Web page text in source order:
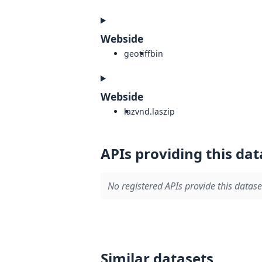
Webside
geotiffbin
Webside
lazvnd.laszip
APIs providing this
No registered APIs provide this
Similar datasets